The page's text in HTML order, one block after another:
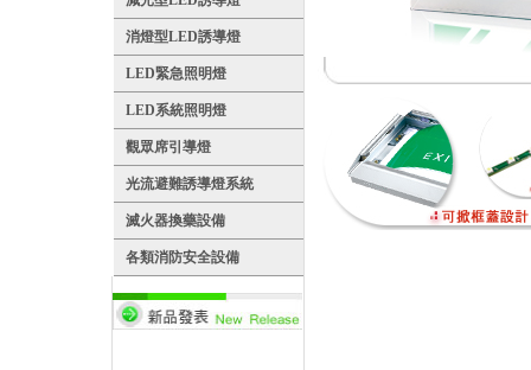
消燈型LED誘導燈
LED緊急照明燈
LED系統照明燈
觀眾席引導燈
光流避難誘導燈系統
滅火器換藥設備
各類消防安全設備